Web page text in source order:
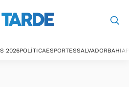
2026POLÍTICAESPORTESSALVADORBAHIA